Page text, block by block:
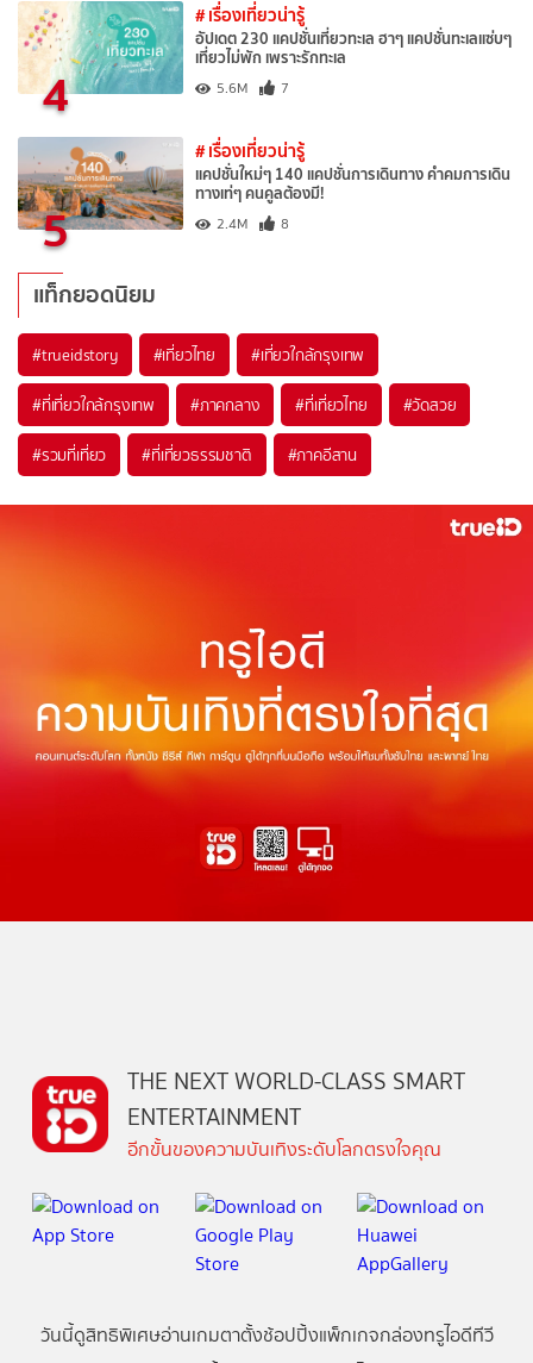
4
# เรื่องเที่ยวน่ารู้
อัปเดต 230 แคปชั่นเที่ยวทะเล ฮาๆ แคปชั่นทะเลแซ่บๆ
เที่ยวไม่พัก เพราะรักทะเล
5.6M 7
5
# เรื่องเที่ยวน่ารู้
แคปชั่นใหม่ๆ 140 แคปชั่นการเดินทาง คำคมการเดิน
ทางเท่ๆ คนคูลต้องมี!
2.4M 8
แท็กยอดนิยม
#trueidstory #เที่ยวไทย #เที่ยวใกล้กรุงเทพ
#ที่เที่ยวใกล้กรุงเทพ #ภาคกลาง #ที่เที่ยวไทย #วัดสวย
#รวมที่เที่ยว #ที่เที่ยวธรรมชาติ #ภาคอีสาน
THE NEXT WORLD-CLASS SMART
ENTERTAINMENT
อีกขั้นของความบันเทิงระดับโลกตรงใจคุณ
วันนี้ดูสิทธิพิเศษอ่านเกมตาตั้งช้อปปิ้งแพ็กเกจกล่องทรูไอดีทีวี